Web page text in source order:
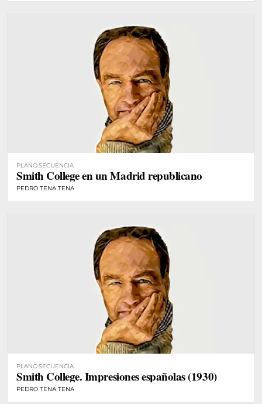
PLANO SECUENCIA
Smith College en un Madrid republicano
PEDRO TENA TENA
PLANO SECUENCIA
Smith College. Impresiones españolas (1930)
PEDRO TENA TENA